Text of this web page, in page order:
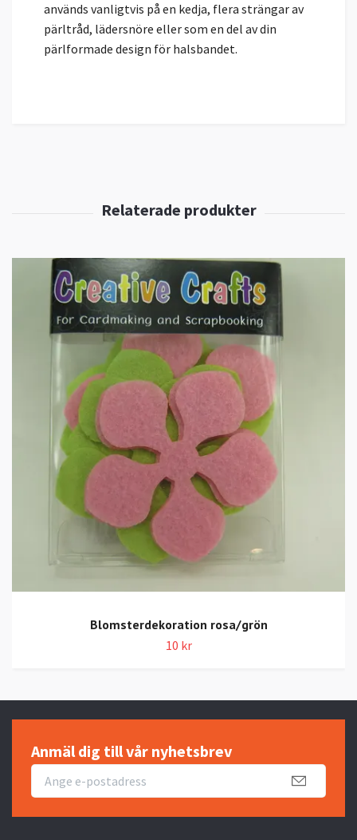
används vanligtvis på en kedja, flera strängar av
pärltråd, lädersnöre eller som en del av din
pärlformade design för halsbandet.
Blomsterdekoration rosa/grön
10 kr
Anmäl dig till vår nyhetsbrev